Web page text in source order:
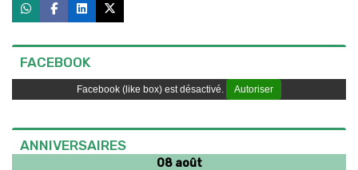
FACEBOOK
Facebook (like box) est désactivé. Autoriser
ANNIVERSAIRES
08 août